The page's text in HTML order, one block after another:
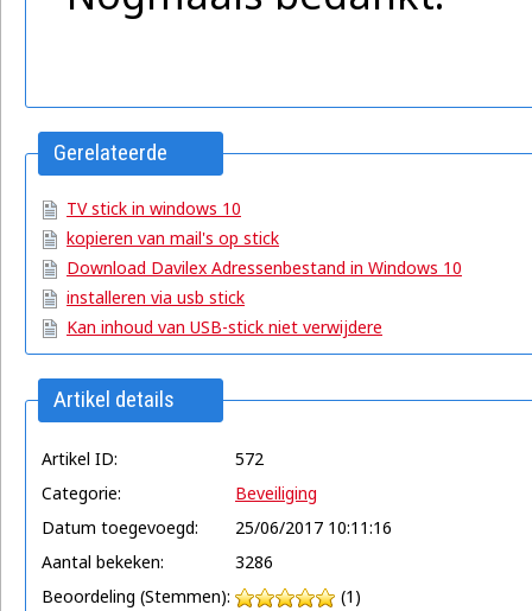
Gerelateerde
TV stick in windows 10
kopieren van mail's op stick
Download Davilex Adressenbestand in Windows 10
installeren via usb stick
Kan inhoud van USB-stick niet verwijdere
Artikel details
Artikel ID:
572
Categorie:
Beveiliging
Datum toegevoegd:
25/06/2017 10:11:16
Aantal bekeken:
3286
Beoordeling (Stemmen):
(1)